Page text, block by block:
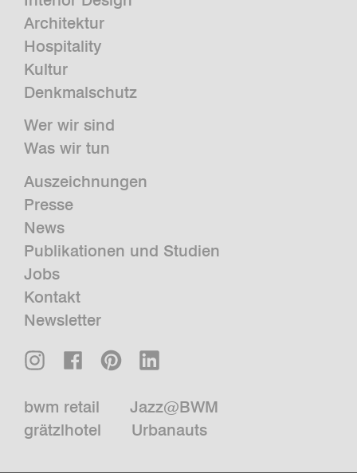
Architektur
Hospitality
Kultur
Denkmalschutz
Wer wir sind
Was wir tun
Auszeichnungen
Presse
News
Publikationen und Studien
Jobs
Kontakt
Newsletter
bwm retail
Jazz@BWM
grätzlhotel
Urbanauts